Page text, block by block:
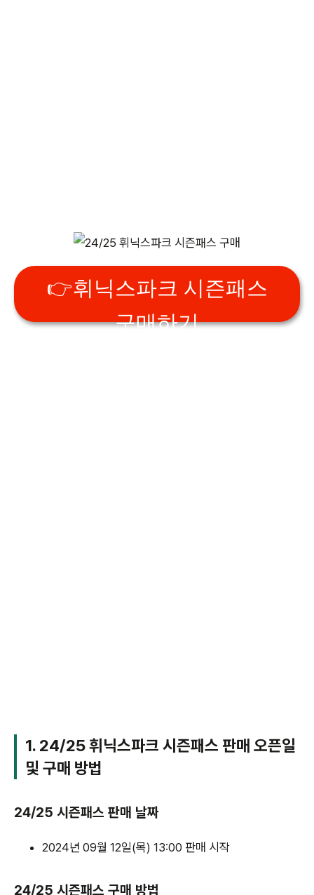
👉휘닉스파크 시즌패스
구매하기
1. 24/25 휘닉스파크 시즌패스 판매 오픈일
및 구매 방법
24/25 시즌패스 판매 날짜
2024년 09월 12일(목) 13:00 판매 시작
24/25 시즌패스 구매 방법